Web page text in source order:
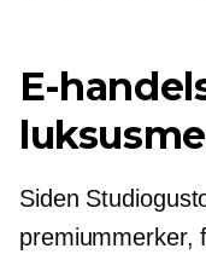
E-
Siden
premiummerker,